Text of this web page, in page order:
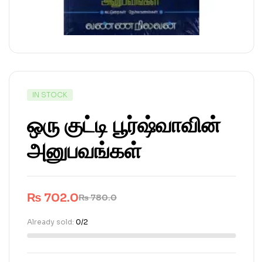
IN STOCK
ஒரு குட்டி பூர்ஷ்வாவின்
அனுபவங்கள்
₨780.0
₨ 702.0
Already sold: 0/2